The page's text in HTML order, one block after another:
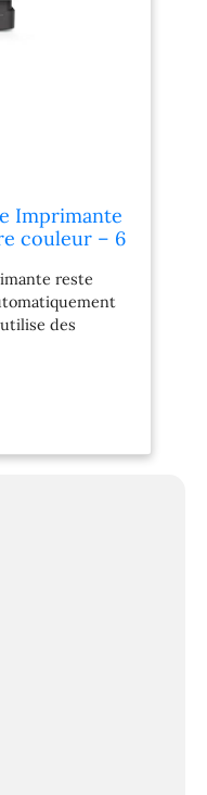
Imprimante
couleur – 6
auto de
Wifi)
reste
des
Choisissez
profitez de 6
*Pour en
les 7 jours
Pour
à Internet et
de
avec
avec
de
de
pendant
: Choisissez
profitez de 2
et jusqu’à 3